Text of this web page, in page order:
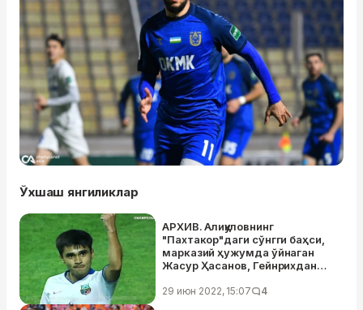
Ўхшаш янгиликлар
АРХИВ. Алиқуловнинг
"Пахтакор"даги сўнгги баҳси,
марказий ҳужумда ўйнаган
Жасур Ҳасанов, Гейнрихдан
дербисини ёдга оламиз
29 июн 2022, 15:07 4